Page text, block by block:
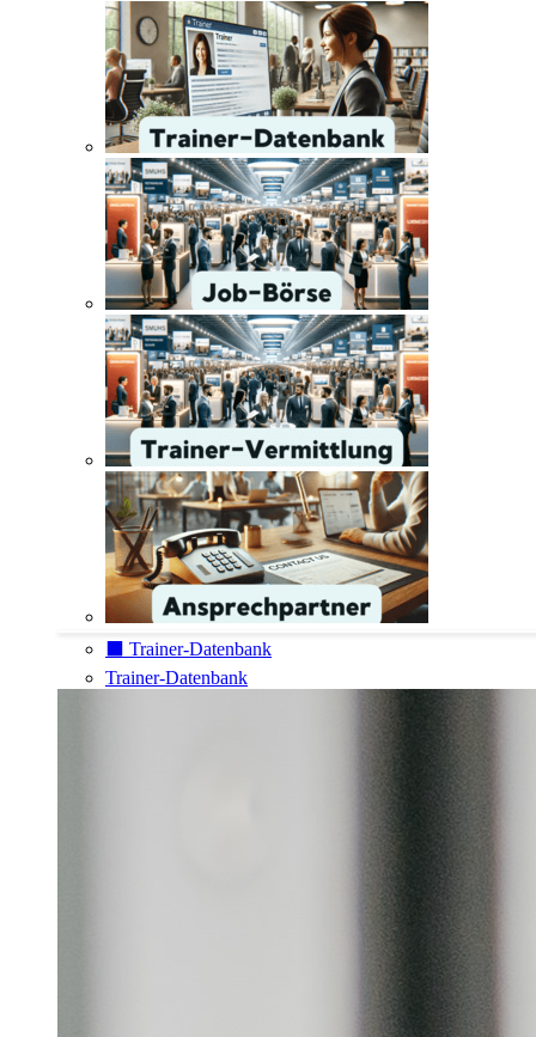
⬛️ Trainer-Datenbank
Trainer-Datenbank